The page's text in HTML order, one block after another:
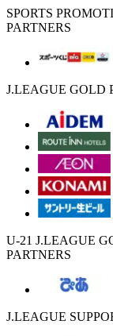
SPORTS
PARTNERS
J.LEAGUE GOLD
U-21 J.LEAGUE
PARTNERS
J.LEAGUE